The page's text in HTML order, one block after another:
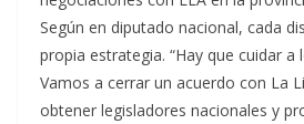
Según en diputado nacional, cada
propia estrategia. “Hay que cuidar a
Vamos a cerrar un acuerdo con La
obtener legisladores nacionales y